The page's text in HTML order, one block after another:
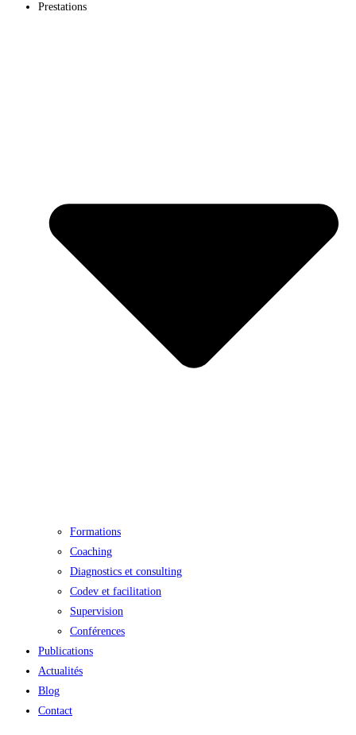
Prestations
Formations
Coaching
Diagnostics et consulting
Codev et facilitation
Supervision
Conférences
Publications
Actualités
Blog
Contact